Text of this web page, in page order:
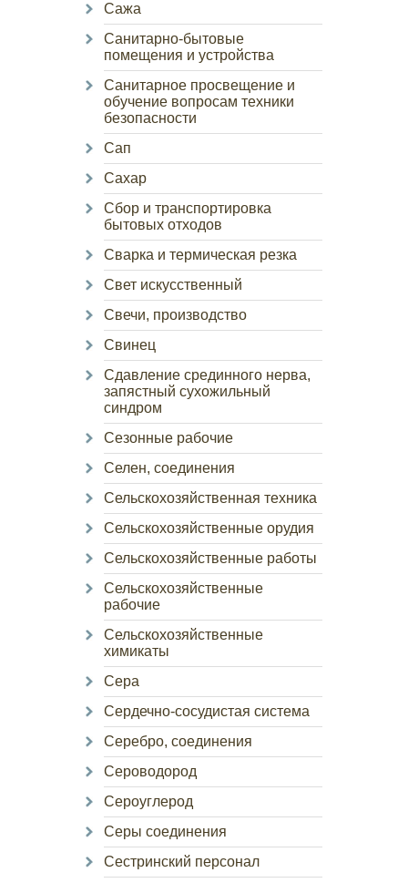
Сажа
Санитарно-бытовые
помещения и устройства
Санитарное просвещение и
обучение вопросам техники
безопасности
Сап
Сахар
Сбор и транспортировка
бытовых отходов
Сварка и термическая резка
Свет искусственный
Свечи, производство
Свинец
Сдавление срединного нерва,
запястный сухожильный
синдром
Сезонные рабочие
Селен, соединения
Сельскохозяйственная техника
Сельскохозяйственные орудия
Сельскохозяйственные работы
Сельскохозяйственные
рабочие
Сельскохозяйственные
химикаты
Сера
Сердечно-сосудистая система
Серебро, соединения
Сероводород
Сероуглерод
Серы соединения
Сестринский персонал